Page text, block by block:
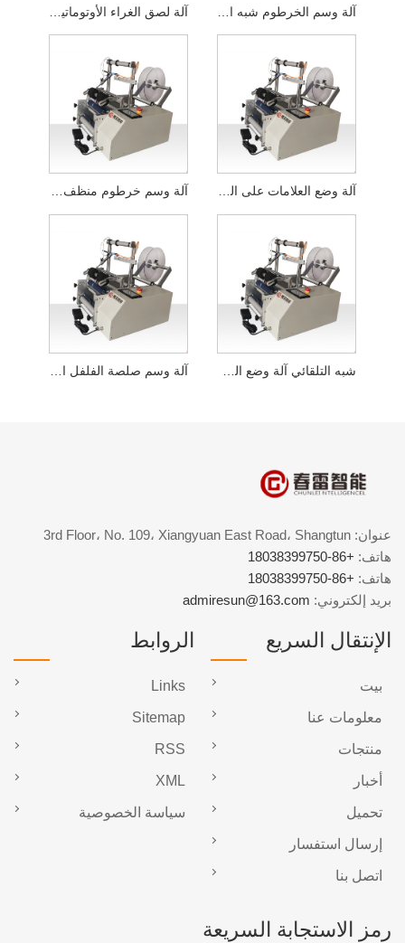
آلة وسم خرطوم منظف الوجه المسطح شبه الأوتوماتيكي آلة وضع العلامات على الزجاجات المسطحة السائلة شبه الأوتوماتيكية
آلة وسم صلصة الفلفل الحار شبه الأوتوماتيكية شبه التلقائي آلة وضع العلامات على زجاجة مسحوق مجفف بالتجميد
عنوان: 3rd Floor، No. 109، Xiangyuan East Road، Shangtun
هاتف: +86-18038399750
هاتف: +86-18038399750
بريد إلكتروني: admiresun@163.com
الإنتقال السريع
بيت
معلومات عنا
منتجات
أخبار
تحميل
إرسال استفسار
اتصل بنا
الروابط
Links
Sitemap
RSS
XML
سياسة الخصوصية
رمز الاستجابة السريعة